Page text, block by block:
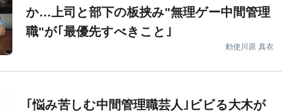
か…上司と部下の板挟み"無理ゲー中間管理
職"が｢最優先すべきこと｣
勅使川原 真衣
｢悩み苦しむ中間管理職芸人｣ビビる大木が